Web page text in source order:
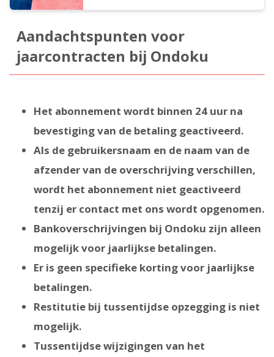
Aandachtspunten voor
jaarcontracten bij Ondoku
Het abonnement wordt binnen 24 uur na
bevestiging van de betaling geactiveerd.
Als de gebruikersnaam en de naam van de
afzender van de overschrijving verschillen,
wordt het abonnement niet geactiveerd
tenzij er contact met ons wordt opgenomen.
Bankoverschrijvingen bij Ondoku zijn alleen
mogelijk voor jaarlijkse betalingen.
Er is geen specifieke korting voor jaarlijkse
betalingen.
Restitutie bij tussentijdse opzegging is niet
mogelijk.
Tussentijdse wijzigingen van het